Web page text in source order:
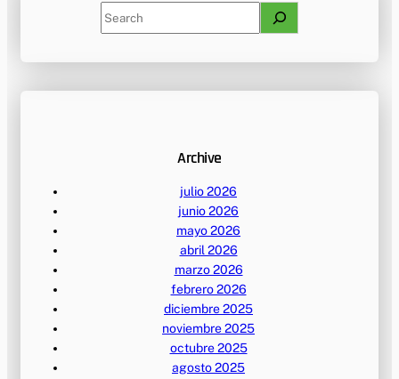
e
c
Archive
julio 2026
junio 2026
mayo 2026
abril 2026
marzo 2026
febrero 2026
diciembre 2025
noviembre 2025
octubre 2025
agosto 2025